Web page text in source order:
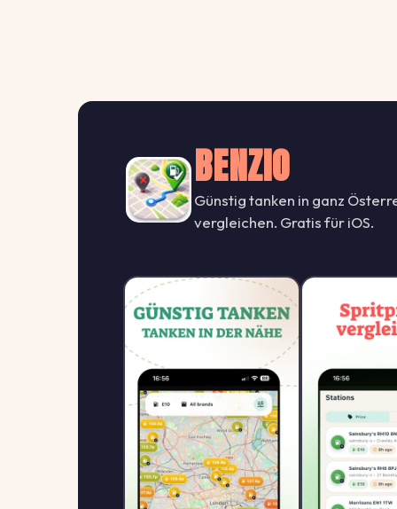
BENZIO
Günstig tanken in ganz
vergleichen. Gratis für iOS.